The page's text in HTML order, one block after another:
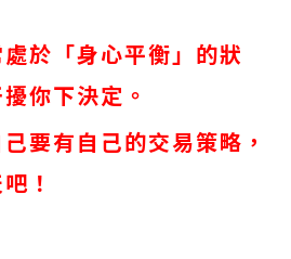
於「身心平衡」的狀
你下決定。
要有自己的交易策略，
！